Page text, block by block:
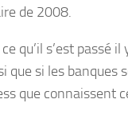
de 2008.
qu’il s’est
si les banques
que connaissent